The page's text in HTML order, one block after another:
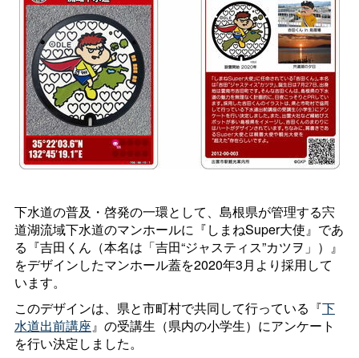
下水道の普及・啓発の一環として、島根県が管理する宍
道湖流域下水道のマンホールに『しまねSuper大使』であ
る『吉田くん（本名は「吉田“ジャスティス”カツヲ」）』
をデザインしたマンホール蓋を2020年3月より採用して
います。
このデザインは、県と市町村で共同して行っている『下
水道出前講座 』の受講生（県内の小学生）にアンケート
を行い決定しました。